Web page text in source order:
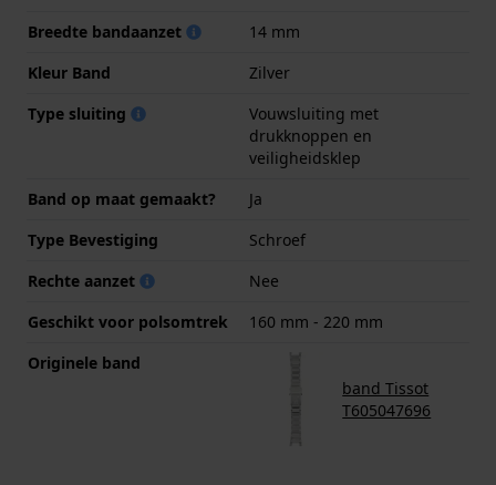
Breedte bandaanzet
14 mm
Kleur Band
Zilver
Type sluiting
Vouwsluiting met
drukknoppen en
veiligheidsklep
Band op maat gemaakt?
Ja
Type Bevestiging
Schroef
Rechte aanzet
Nee
Geschikt voor polsomtrek
160 mm - 220 mm
Originele band
band Tissot
T605047696